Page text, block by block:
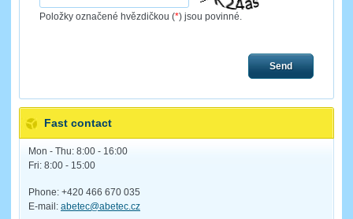
Položky označené hvězdičkou (*) jsou povinné.
Send
Fast contact
Mon - Thu: 8:00 - 16:00
Fri: 8:00 - 15:00
Phone: +420 466 670 035
E-mail: abetec@abetec.cz